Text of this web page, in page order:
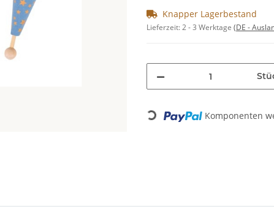
Knapper Lagerbestand
Lieferzeit:2 - 3 Werktage (DE -
Loading... Komponenten